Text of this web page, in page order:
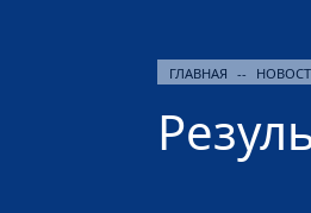
ГЛАВНАЯ --